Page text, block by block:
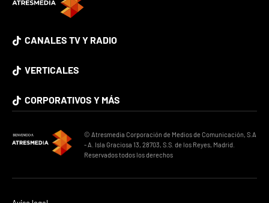
CANALES TV Y RADIO
VERTICALES
CORPORATIVOS Y MÁS
© Atresmedia Corporación de Medios de Comunicación, S.A
- A. Isla Graciosa 13, 28703, S.S. de los Reyes, Madrid.
Reservados todos los derechos